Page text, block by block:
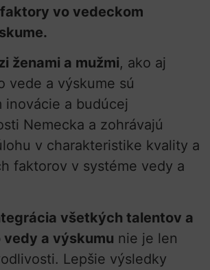
vo vedeckom
ženami a mužmi, ako aj
vede a výskume sú
inovácie a budúcej
Nemecka a zohrávajú
v charakteristike kvality a
faktorov v systéme vedy a
všetkých talentov a
a výskumu nie je len
Lepšie výsledky